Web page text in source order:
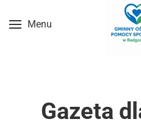
Przejdź do treści głównej
Menu
Gazeta